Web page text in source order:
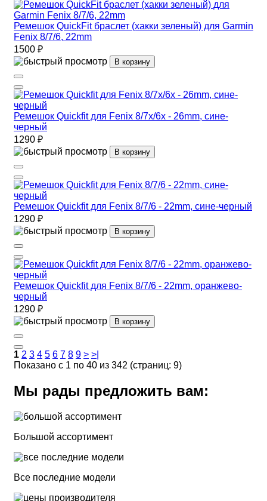
Ремешок QuickFit браслет (хакки зеленый) для Garmin
Fenix 8/7/6, 22mm
1500 ₽
В корзину
Ремешок Quickfit для Fenix 8/7х/6х - 26mm, сине-
черный
1290 ₽
В корзину
Ремешок Quickfit для Fenix 8/7/6 - 22mm, сине-черный
1290 ₽
В корзину
Ремешок Quickfit для Fenix 8/7/6 - 22mm, оранжево-
черный
1290 ₽
В корзину
1 2 3 4 5 6 7 8 9 > >|
Показано с 1 по 40 из 342 (страниц: 9)
Мы рады предложить вам:
Большой ассортимент
Все последние модели